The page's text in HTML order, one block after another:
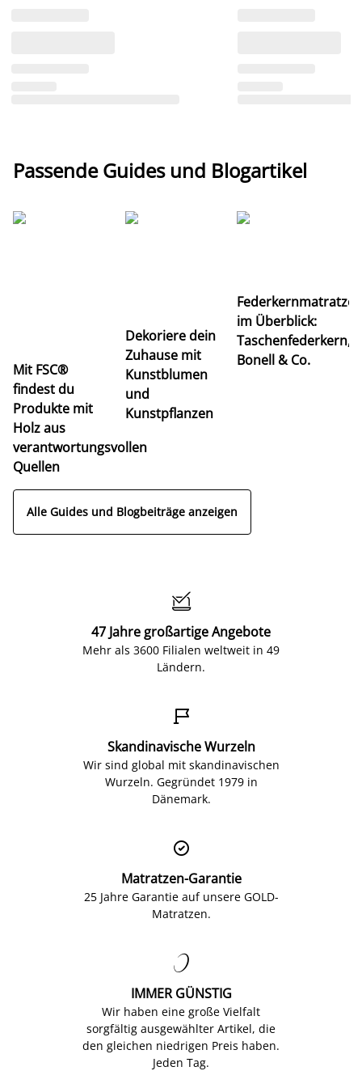
Passende Guides und Blogartikel
Mit FSC®
findest du
Produkte mit
Holz aus
verantwortungsvollen
Quellen
Dekoriere dein
Zuhause mit
Kunstblumen
und
Kunstpflanzen
im Überblick:
Taschenfederkern,
Bonell & Co.
Alle Guides und Blogbeiträge anzeigen

47 Jahre großartige Angebote
Mehr als 3600 Filialen weltweit in 49
Ländern.

Skandinavische Wurzeln
Wir sind global mit skandinavischen
Wurzeln. Gegründet 1979 in
Dänemark.

Matratzen-Garantie
25 Jahre Garantie auf unsere GOLD-
Matratzen.

IMMER GÜNSTIG
Wir haben eine große Vielfalt
sorgfältig ausgewählter Artikel, die
den gleichen niedrigen Preis haben.
Jeden Tag.